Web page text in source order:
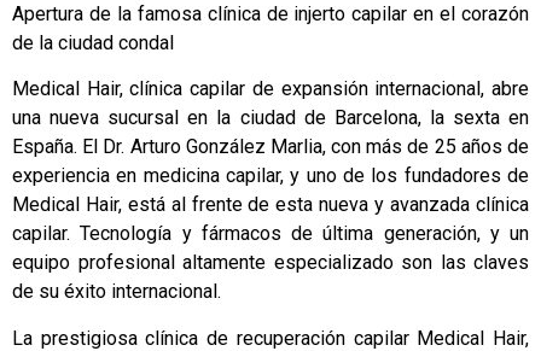
Apertura de la famosa clínica de injerto capilar en el corazón
de la ciudad condal
Medical Hair, clínica capilar de expansión internacional, abre
una nueva sucursal en la ciudad de Barcelona, la sexta en
España. El Dr. Arturo González Marlia, con más de 25 años de
experiencia en medicina capilar, y uno de los fundadores de
Medical Hair, está al frente de esta nueva y avanzada clínica
capilar. Tecnología y fármacos de última generación, y un
equipo profesional altamente especializado son las claves
de su éxito internacional.
La prestigiosa clínica de recuperación capilar Medical Hair,